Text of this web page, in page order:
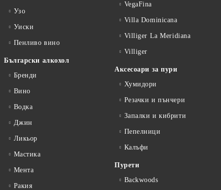
Узо
Уиски
Пенливо вино
Български алкохол
Бренди
Вино
Водка
Джин
Ликьор
Мастика
Мента
Ракия
VegaFina
Villa Dominicana
Villiger La Meridiana
Villiger
Аксесоари за пури
Хумидори
Резачки и пънчери
Запалки и кибрити
Пепелници
Калъфи
Пурети
Backwoods